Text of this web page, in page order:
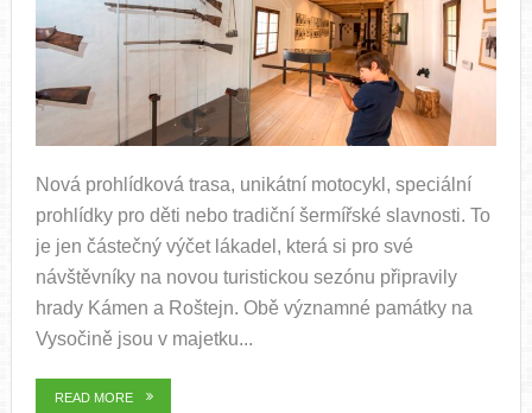
Nová prohlídková trasa, unikátní motocykl, speciální
prohlídky pro děti nebo tradiční šermířské slavnosti. To
je jen částečný výčet lákadel, která si pro své
návštěvníky na novou turistickou sezónu připravily
hrady Kámen a Roštejn. Obě významné památky na
Vysočině jsou v majetku...
READ MORE